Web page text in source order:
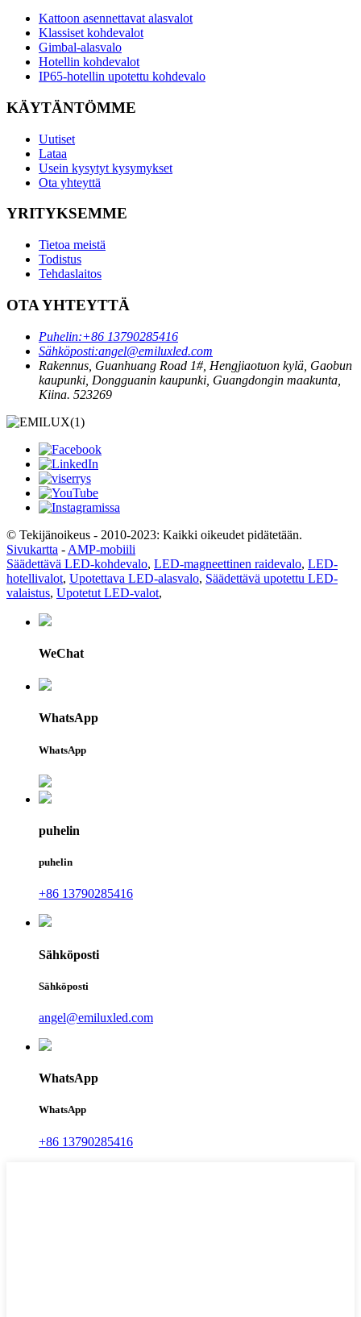
Kattoon asennettavat alasvalot
Klassiset kohdevalot
Gimbal-alasvalo
Hotellin kohdevalot
IP65-hotellin upotettu kohdevalo
KÄYTÄNTÖMME
Uutiset
Lataa
Usein kysytyt kysymykset
Ota yhteyttä
YRITYKSEMME
Tietoa meistä
Todistus
Tehdaslaitos
OTA YHTEYTTÄ
Puhelin:+86 13790285416
Sähköposti:angel@emiluxled.com
Rakennus, Guanhuang Road 1#, Hengjiaotuon kylä, Gaobun
kaupunki, Dongguanin kaupunki, Guangdongin maakunta,
Kiina. 523269
© Tekijänoikeus - 2010-2023: Kaikki oikeudet pidätetään.
Sivukartta - AMP-mobiili
Säädettävä LED-kohdevalo, LED-magneettinen raidevalo, LED-
hotellivalot, Upotettava LED-alasvalo, Säädettävä upotettu LED-
valaistus, Upotetut LED-valot,
WeChat
WhatsApp
WhatsApp
puhelin
puhelin
+86 13790285416
Sähköposti
Sähköposti
angel@emiluxled.com
WhatsApp
WhatsApp
+86 13790285416